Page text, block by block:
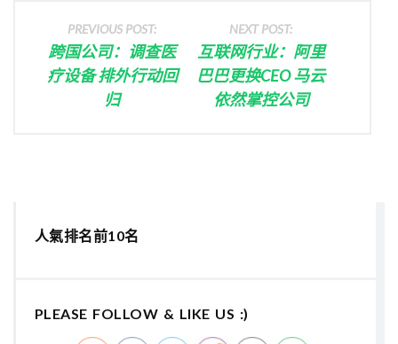
PREVIOUS POST:
跨国公司：调查医
疗设备 排外行动回
归
NEXT POST:
互联网行业：阿里
巴巴更换CEO 马云
依然掌控公司
人氣排名前10名
PLEASE FOLLOW & LIKE US :)